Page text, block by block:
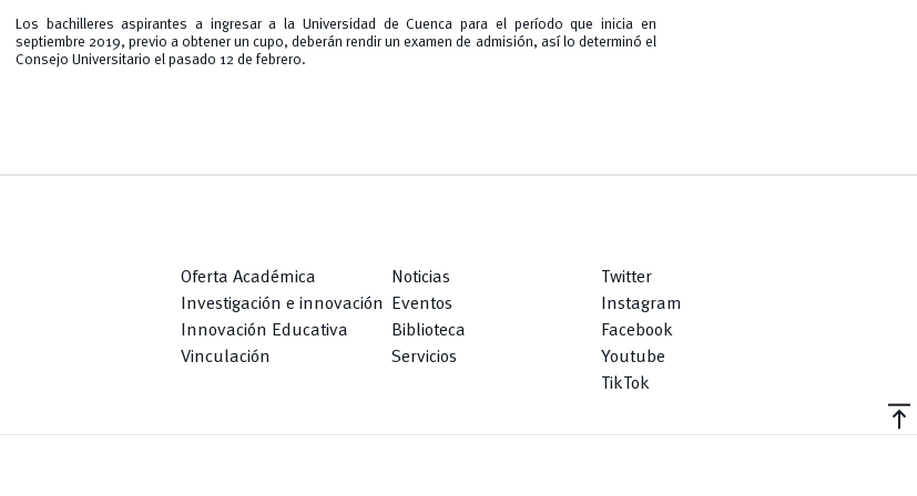
Los bachilleres aspirantes a ingresar a la Universidad de Cuenca para el período que inicia en
septiembre 2019, previo a obtener un cupo, deberán rendir un examen de admisión, así lo determinó el
Consejo Universitario el pasado 12 de febrero.
Oferta Académica
Investigación e innovación
Innovación Educativa
Vinculación
Noticias
Eventos
Biblioteca
Servicios
Twitter
Instagram
Facebook
Youtube
TikTok
vertical_align_top